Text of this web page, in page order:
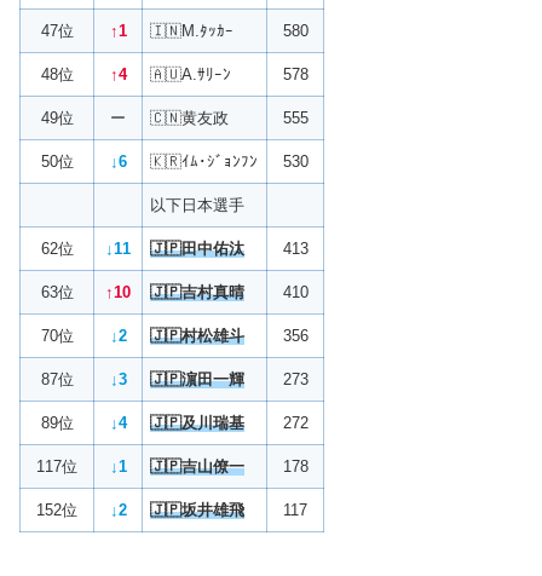
47位 ↑1 🇮🇳M.ﾀｯｶｰ 580
48位 ↑4 🇦🇺A.ｻﾘｰﾝ 578
49位 ー 🇨🇳黄友政 555
50位 ↓6 🇰🇷ｲﾑ･ｼﾞｮﾝﾌﾝ 530
以下日本選手
62位 ↓11 🇯🇵田中佑汰 413
63位 ↑10 🇯🇵吉村真晴 410
70位 ↓2 🇯🇵村松雄斗 356
87位 ↓3 🇯🇵濵田一輝 273
89位 ↓4 🇯🇵及川瑞基 272
117位 ↓1 🇯🇵吉山僚一 178
152位 ↓2 🇯🇵坂井雄飛 117